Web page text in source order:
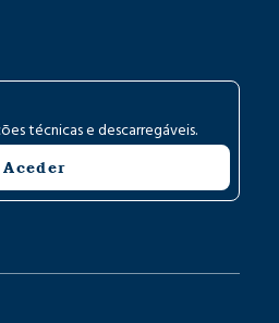
técnicas e descarregáveis.
Aceder